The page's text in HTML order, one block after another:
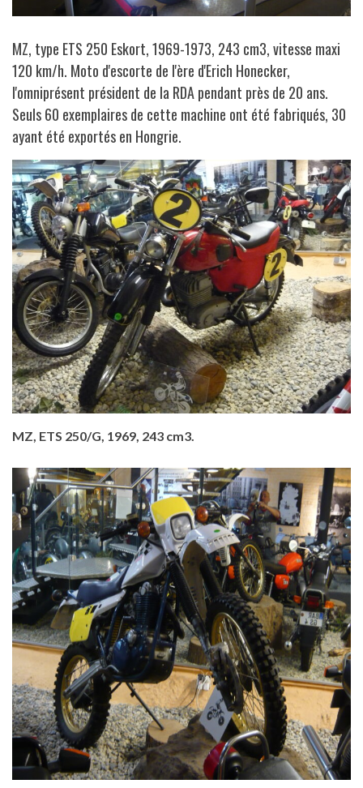
MZ, type ETS 250 Eskort, 1969-1973, 243 cm3, vitesse maxi
120 km/h. Moto d'escorte de l'ère d'Erich Honecker,
l'omniprésent président de la RDA pendant près de 20 ans.
Seuls 60 exemplaires de cette machine ont été fabriqués, 30
ayant été exportés en Hongrie.
MZ, ETS 250/G, 1969, 243 cm3.